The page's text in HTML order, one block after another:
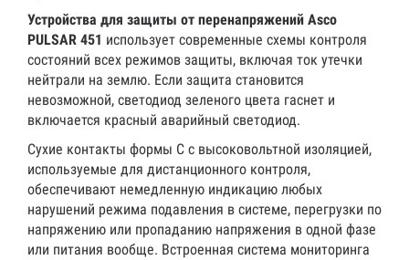
Устройства для защиты от перенапряжений Asco
PULSAR 451 использует современные схемы контроля
состояний всех режимов защиты, включая ток утечки
нейтрали на землю. Если защита становится
невозможной, светодиод зеленого цвета гаснет и
включается красный аварийный светодиод.
Сухие контакты формы С с высоковольтной изоляцией,
используемые для дистанционного контроля,
обеспечивают немедленную индикацию любых
нарушений режима подавления в системе, перегрузки по
напряжению или пропаданию напряжения в одной фазе
или питания вообще. Встроенная система мониторинга